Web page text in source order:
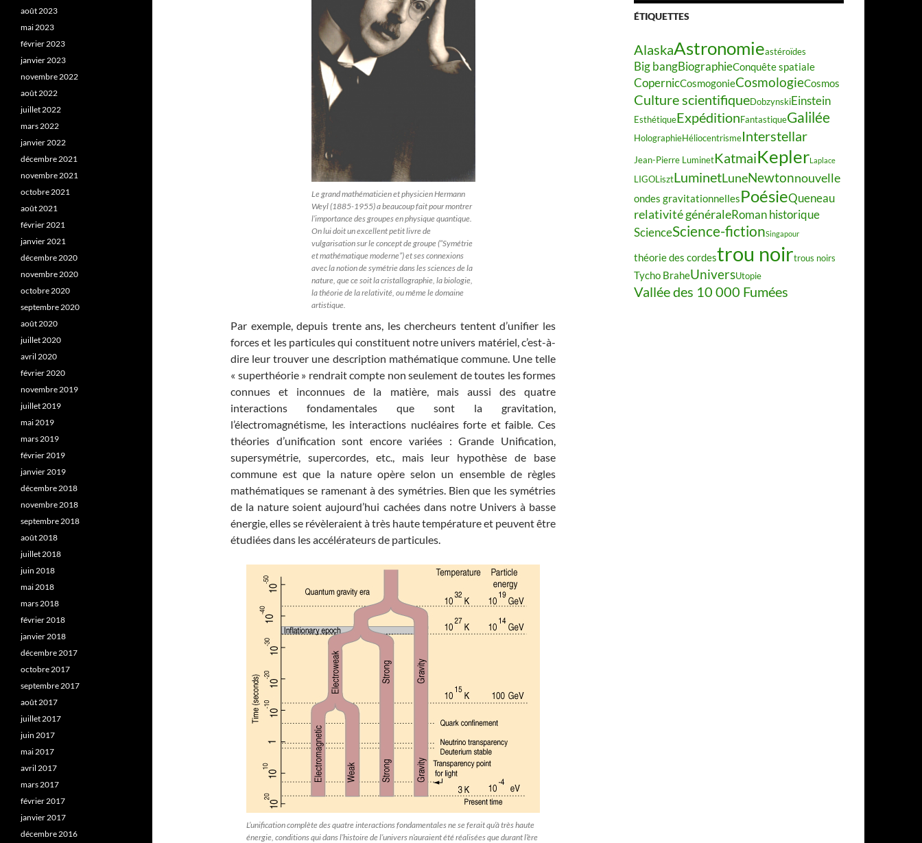
Le grand mathématicien et physicien Hermann
Weyl (1885-1955) a beaucoup fait pour montrer
l’importance des groupes en physique quantique.
On lui doit un excellent petit livre de
vulgarisation sur le concept de groupe (“Symétrie
et mathématique moderne”) et ses connexions
avec la notion de symétrie dans les sciences de la
nature, que ce soit la cristallographie, la biologie,
la théorie de la relativité, ou même le domaine
artistique.
Par exemple, depuis trente ans, les chercheurs tentent d’unifier les
forces et les particules qui constituent notre univers matériel, c’est-à-
dire leur trouver une description mathématique commune. Une telle
« superthéorie » rendrait compte non seulement de toutes les formes
connues et inconnues de la matière, mais aussi des quatre
interactions fondamentales que sont la gravitation,
l’électromagnétisme, les interactions nucléaires forte et faible. Ces
théories d’unification sont encore variées : Grande Unification,
supersymétrie, supercordes, etc., mais leur hypothèse de base
commune est que la nature opère selon un ensemble de règles
mathématiques se ramenant à des symétries. Bien que les symétries
de la nature soient aujourd’hui cachées dans notre Univers à basse
énergie, elles se révèleraient à très haute température et peuvent être
étudiées dans les accélérateurs de particules.
L’unification complète des quatre interactions fondamentales ne se ferait qu’à très haute
énergie, conditions qui dans l’histoire de l’univers n’auraient été réalisées que durant l’ère
ÉTIQUETTES
AlaskaAstronomieastéroïdes
Big bangBiographieConquête spatiale
CopernicCosmogonieCosmologieCosmos
Culture scientifiqueDobzynskiEinstein
EsthétiqueExpéditionFantastiqueGalilée
HolographieHéliocentrismeInterstellar
Jean-Pierre LuminetKatmaiKeplerLaplace
LIGOLisztLuminetLuneNewtonnouvelle
ondes gravitationnellesPoésieQueneau
relativité généraleRoman historique
ScienceScience-fictionSingapour
théorie des cordestrou noirtrous noirs
Tycho BraheUniversUtopie
Vallée des 10 000 Fumées
août 2023
mai 2023
février 2023
janvier 2023
novembre 2022
août 2022
juillet 2022
mars 2022
janvier 2022
décembre 2021
novembre 2021
octobre 2021
août 2021
février 2021
janvier 2021
décembre 2020
novembre 2020
octobre 2020
septembre 2020
août 2020
juillet 2020
avril 2020
février 2020
novembre 2019
juillet 2019
mai 2019
mars 2019
février 2019
janvier 2019
décembre 2018
novembre 2018
septembre 2018
août 2018
juillet 2018
juin 2018
mai 2018
mars 2018
février 2018
janvier 2018
décembre 2017
octobre 2017
septembre 2017
août 2017
juillet 2017
juin 2017
mai 2017
avril 2017
mars 2017
février 2017
janvier 2017
décembre 2016